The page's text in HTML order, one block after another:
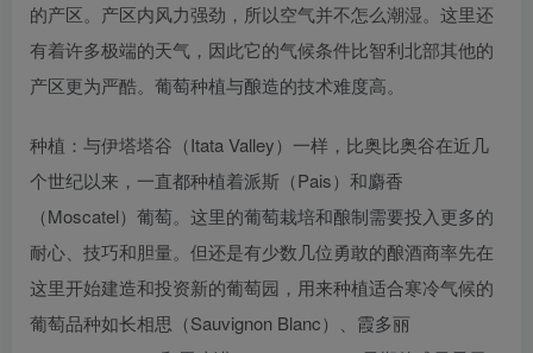
的产区。产区内风力强劲，所以空气并不怎么潮湿。这里还
有着许多极端的天气，因此它的气候条件比智利北部其他的
产区更为严酷。葡萄种植与酿造的技术难度高。
种植：与伊塔塔谷（Itata Valley）一样，比奥比奥谷在近几
个世纪以来，一直都种植着派斯（Pais）和麝香
（Moscatel）葡萄。这里的葡萄栽培和酿制需要投入更多的
耐心、技巧和胆量。但还是有少数几位勇敢的酿酒商率先在
这里开始建造和投资新的葡萄园，用来种植适合寒冷气候的
葡萄品种如长相思（Sauvignon Blanc）、霞多丽